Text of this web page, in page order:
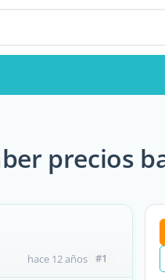
precios
hace 12 años #1